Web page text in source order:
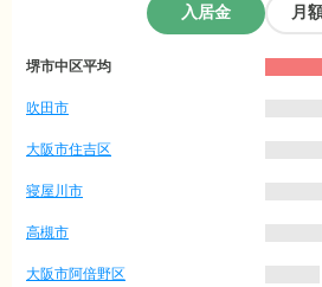
入居金 月
大
阪
府
の
入
居
金
相
場
区
堺市中区平均
吹田市
大阪市住吉区
寝屋川市
高槻市
大阪市阿倍野区